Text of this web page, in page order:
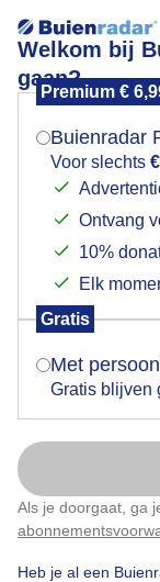
Welkom bij
gaan?
Premium €
Buienradar
Voor slechts
Ontvang
10%
Elk
Gratis
Met
Gratis blijven
Als je doorgaat, ga
Heb je al een
Buienradar
Buienradar
Over
Mogen
Indien je hier
verschijnt er
Is